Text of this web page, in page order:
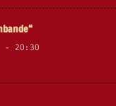
- 20:30